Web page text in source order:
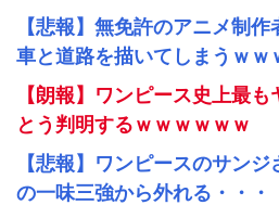
【悲報】無免許のアニメ制
車と道路を描いてしまうｗｗ
【朗報】ワンピース史上最
とう判明するｗｗｗｗｗｗ
【悲報】ワンピースのサン
の一味三強から外れる・・・